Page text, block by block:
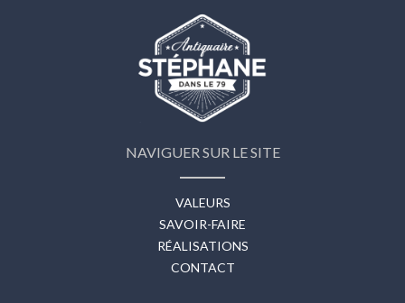
NAVIGUER SUR LE SITE
VALEURS
SAVOIR-FAIRE
RÉALISATIONS
CONTACT